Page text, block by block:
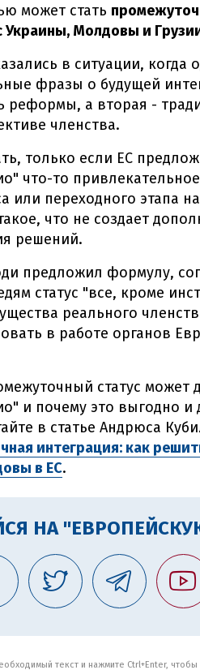
может стать
Украины, Молдовы и
в ситуации, когда
фразы о будущей
реформы, а вторая -
членства.
только если ЕС
что-то
или переходного этапа
что не создает
решений.
предложил формулу,
статус "все, кроме
реального
в работе органов
статус может
и почему это выгодно и
в статье Андрюса
интеграция: как
в ЕС.
НА
текст и нажмите Ctrl+Enter,